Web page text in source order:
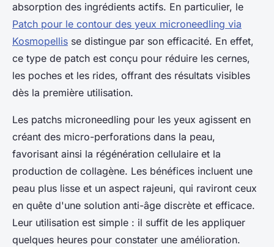
absorption des ingrédients actifs. En particulier, le
Patch pour le contour des yeux microneedling via
Kosmopellis se distingue par son efficacité. En effet,
ce type de patch est conçu pour réduire les cernes,
les poches et les rides, offrant des résultats visibles
dès la première utilisation.
Les patchs microneedling pour les yeux agissent en
créant des micro-perforations dans la peau,
favorisant ainsi la régénération cellulaire et la
production de collagène. Les bénéfices incluent une
peau plus lisse et un aspect rajeuni, qui raviront ceux
en quête d'une solution anti-âge discrète et efficace.
Leur utilisation est simple : il suffit de les appliquer
quelques heures pour constater une amélioration.